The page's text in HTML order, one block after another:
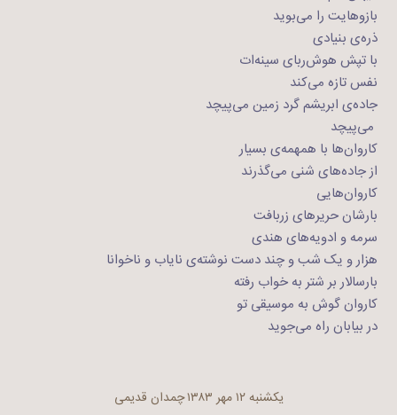
بازوهایت را می‌بوید
ذره‌ی بنیادی
با تپش هوش‌ربای سینه‌ات
نفس تازه می‌کند
جاده‌ی ابریشم گرد زمین می‌پیچد
‌ می‌پیچد
کاروان‌ها با همهمه‌ی بسیار
از جاده‌های شنی می‌گذرند
کاروان‌هایی
بارشان حریرهای زربافت
سرمه و ادویه‌های هندی
هزار و یک شب و چند دست نوشته‌ی نایاب و ناخوانا
بارسالار بر شتر به خواب رفته
کاروان گوش به موسیقی تو
در بیابان راه می‌جوید
یکشنبه ۱۲ مهر ۱۳۸۳
چمدان قدیمی